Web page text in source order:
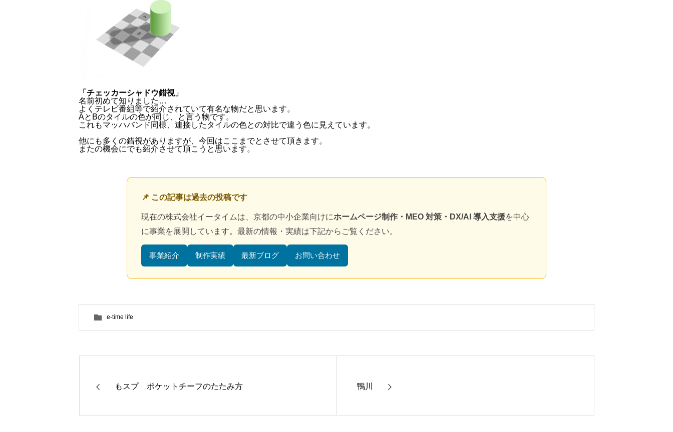
「チェッカーシャドウ錯視」
名前初めて知りました…
よくテレビ番組等で紹介されていて有名な物だと思います。
AとBのタイルの色が同じ、と言う物です。
これもマッハバンド同様、連接したタイルの色との対比で違う色に見えています。
他にも多くの錯視がありますが、今回はここまでとさせて頂きます。
またの機会にでも紹介させて頂こうと思います。
📌 この記事は過去の投稿です
現在の株式会社イータイムは、京都の中小企業向けにホームページ制作・MEO 対策・DX/AI 導入支援を中心
に事業を展開しています。最新の情報・実績は下記からご覧ください。
事業紹介 制作実績 最新ブログ お問い合わせ
e-time life
もスプ ポケットチーフのたたみ方 鴨川